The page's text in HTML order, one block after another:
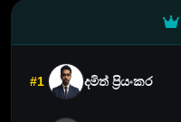
#1 දමිත් ප්‍රියංකර